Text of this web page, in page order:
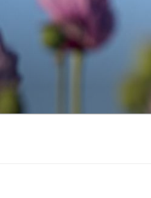
springen